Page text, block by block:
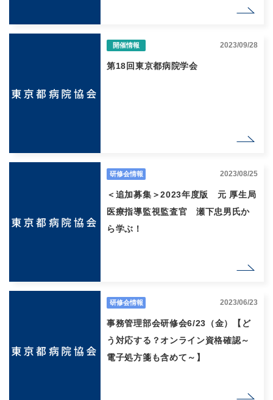
開催情報 2023/09/28
第18回東京都病院学会
研修会情報 2023/08/25
＜追加募集＞2023年度版 元 厚生局
医療指導監視監査官 瀬下忠男氏か
ら学ぶ！
研修会情報 2023/06/23
事務管理部会研修会6/23（金）【ど
う対応する？オンライン資格確認～
電子処方箋も含めて～】